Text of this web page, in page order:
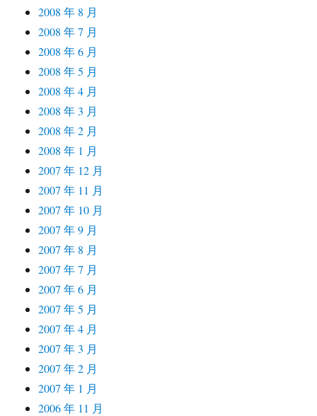
2008 年 8 月
2008 年 7 月
2008 年 6 月
2008 年 5 月
2008 年 4 月
2008 年 3 月
2008 年 2 月
2008 年 1 月
2007 年 12 月
2007 年 11 月
2007 年 10 月
2007 年 9 月
2007 年 8 月
2007 年 7 月
2007 年 6 月
2007 年 5 月
2007 年 4 月
2007 年 3 月
2007 年 2 月
2007 年 1 月
2006 年 11 月